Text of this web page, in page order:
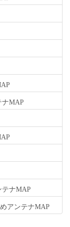
MAP
ナMAP
アンテナMAP